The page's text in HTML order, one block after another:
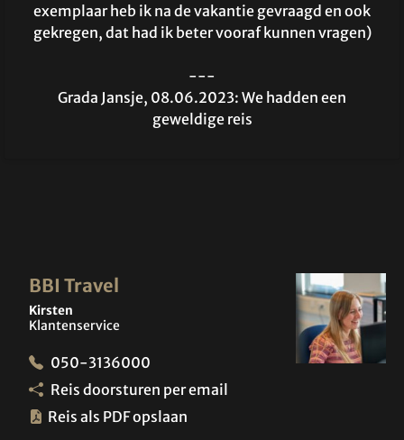
exemplaar heb ik na de vakantie gevraagd en ook
gekregen, dat had ik beter vooraf kunnen vragen)
---
Grada Jansje, 08.06.2023: We hadden een
geweldige reis
BBI Travel
Kirsten
Klantenservice
050-3136000
Reis doorsturen per email
Reis als PDF opslaan